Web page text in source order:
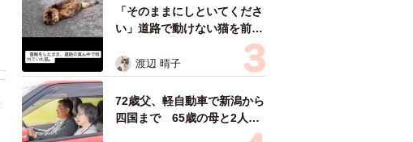
「そのままにしといてくださ
い」道路で動けない猫を前に
返された一言… 懸命に生き
ようとした4日間 「命の重
さはみんな同じ」保護団体代
表の訴え
渡辺 晴子
72歳父、軽自動車で新潟から
四国まで 65歳の母と2人で
3泊4日の旅 パーキングの休